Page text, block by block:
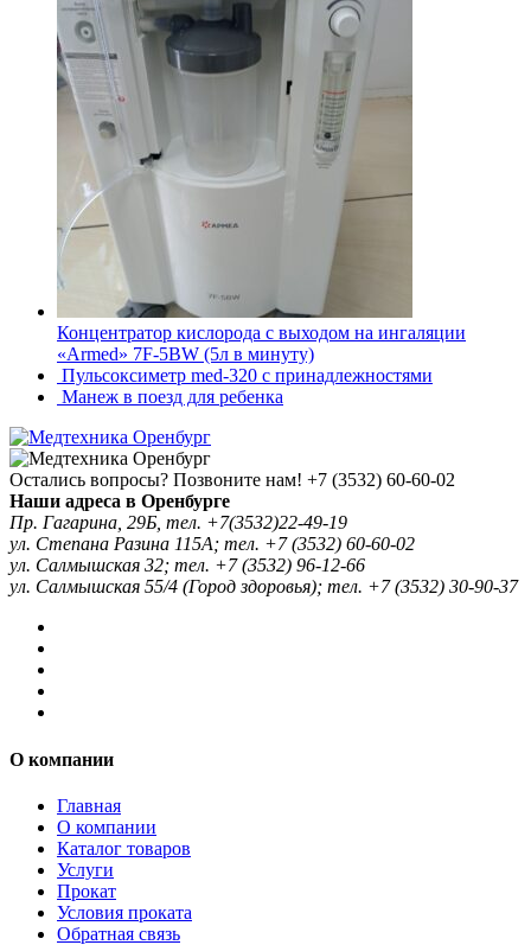
Концентратор кислорода с выходом на ингаляции
«Armed» 7F-5BW (5л в минуту)
Пульсоксиметр med-320 с принадлежностями
Манеж в поезд для ребенка
Остались вопросы? Позвоните нам! +7 (3532) 60-60-02
Наши адреса в Оренбурге
Пр. Гагарина, 29Б, тел. +7(3532)22-49-19
ул. Степана Разина 115А; тел. +7 (3532) 60-60-02
ул. Салмышская 32; тел. +7 (3532) 96-12-66
ул. Салмышская 55/4 (Город здоровья); тел. +7 (3532) 30-90-37
О компании
Главная
О компании
Каталог товаров
Услуги
Прокат
Условия проката
Обратная связь